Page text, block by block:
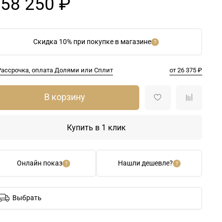
Скидка 10% при покупке в магазине
оплата Долями или Сплит от 26 375 ₽
250 ₽
Онлайн показ Нашли дешевле?
В корзину
Купить в 1 клик
Выбрать